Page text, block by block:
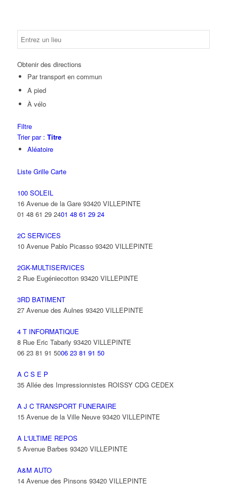
Obtenir des directions
Par transport en commun
A pied
À vélo
Filtre
Trier par : Titre
Aléatoire
Liste Grille Carte
100 SOLEIL
16 Avenue de la Gare 93420 VILLEPINTE
01 48 61 29 2401 48 61 29 24
2C SERVICES
10 Avenue Pablo Picasso 93420 VILLEPINTE
2GK-MULTISERVICES
2 Rue Eugéniecotton 93420 VILLEPINTE
3RD BATIMENT
27 Avenue des Aulnes 93420 VILLEPINTE
4 T INFORMATIQUE
8 Rue Eric Tabarly 93420 VILLEPINTE
06 23 81 91 5006 23 81 91 50
A C S E P
35 Allée des Impressionnistes ROISSY CDG CEDEX
A J C TRANSPORT FUNERAIRE
15 Avenue de la Ville Neuve 93420 VILLEPINTE
A L'ULTIME REPOS
5 Avenue Barbes 93420 VILLEPINTE
A&M AUTO
14 Avenue des Pinsons 93420 VILLEPINTE